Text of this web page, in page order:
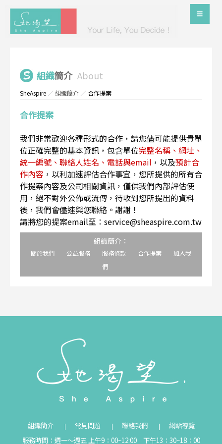
組織簡介 About
SheAspire ／組織簡介 ／ 合作提案
合作提案
我們非常歡迎各種形式的合作，請您儘可能提供貴單
位正確完整的基本資訊，包含單位完整名稱、網址、
統一編號、聯絡人姓名、電話與email ，以及預計合
作內容 ，以利加速評估合作事宜，您所提供的所有合
作提案內容及公司相關資訊，僅供我們內部評估使
用，絕不對外公佈或流傳，待收到您所提出的資料
後，我們會儘速與您聯絡。謝謝！
請將您的提案email至：service@sheaspire.com.tw
組織簡介：
關於我們 公益服務 服務條款 合作提案
加入我
們
組織簡介 常見問題 聯絡我們
網站導覽
服務時間：週一～週五 上午9：00~12:00 下午13：30~18：00